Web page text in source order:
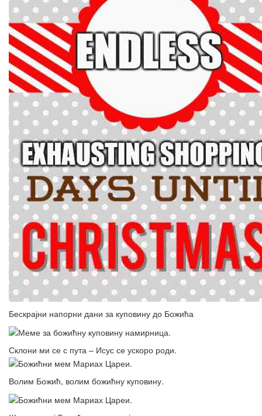
Бескрајни напорни дани за куповину до Божића
Склони ми се с пута – Исус се ускоро роди.
Волим Божић, волим божићну куповину.